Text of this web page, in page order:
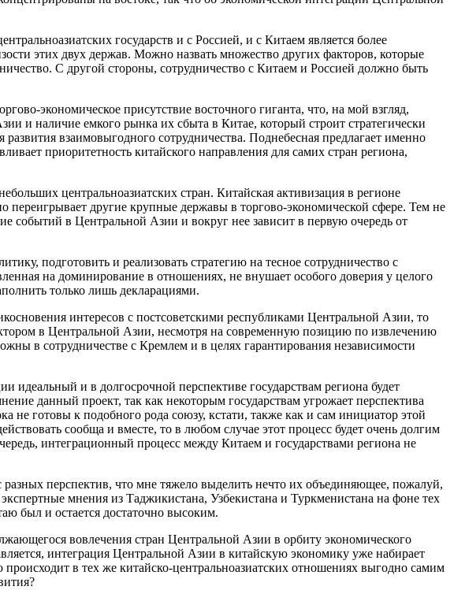
государств и с Россией, и с Китаем является более
этих двух держав. Можно назвать множество других факторов, которые
С другой стороны, сотрудничество с Китаем и Россией должно быть
экономическое присутствие восточного гиганта, что, на мой взгляд,
и наличие емкого рынка их сбыта в Китае, который строит стратегически
взаимовыгодного сотрудничества. Поднебесная предлагает именно
приоритетность китайского направления для самих стран региона,
центральноазиатских стран. Китайская активизация в регионе
другие крупные державы в торгово-экономической сфере. Тем не
событий в Центральной Азии и вокруг нее зависит в первую очередь от
подготовить и реализовать стратегию на тесное сотрудничество с
на доминирование в отношениях, не внушает особого доверия у целого
только лишь декларациями.
интересов с постсоветскими республиками Центральной Азии, то
в Центральной Азии, несмотря на современную позицию по извлечению
в сотрудничестве с Кремлем и в целях гарантирования независимости
идеальный и в долгосрочной перспективе государствам региона будет
данный проект, так как некоторым государствам угрожает перспектива
не готовы к подобного рода союзу, кстати, также как и сам инициатор этой
сообща и вместе, то в любом случае этот процесс будет очень долгим
интеграционный процесс между Китаем и государствами региона не
перспектив, что мне тяжело выделить нечто их объединяющее, пожалуй,
мнения из Таджикистана, Узбекистана и Туркменистана на фоне тех
был и остается достаточно высоким.
вовлечения стран Центральной Азии в орбиту экономического
интеграция Центральной Азии в китайскую экономику уже набирает
в тех же китайско-центральноазиатских отношениях выгодно самим